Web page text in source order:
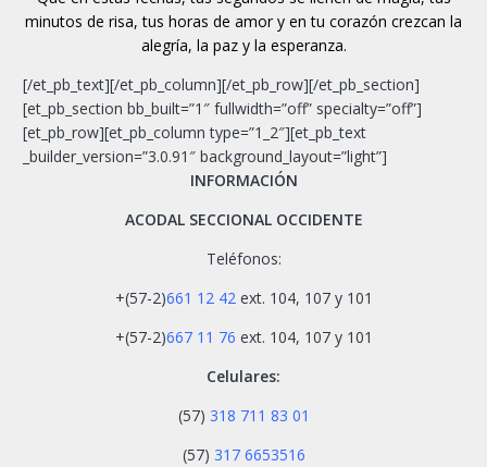
minutos de risa, tus horas de amor y en tu corazón crezcan la
alegría, la paz y la esperanza.
[/et_pb_text][/et_pb_column][/et_pb_row][/et_pb_section]
[et_pb_section bb_built=”1″ fullwidth=”off” specialty=”off”]
[et_pb_row][et_pb_column type=”1_2″][et_pb_text
_builder_version=”3.0.91″ background_layout=”light”]
INFORMACIÓN
ACODAL SECCIONAL OCCIDENTE
Teléfonos:
+(57-2)661 12 42ext. 104, 107 y 101
+(57-2)667 11 76 ext. 104, 107 y 101
Celulares:
(57) 318 711 83 01
(57) 317 6653516